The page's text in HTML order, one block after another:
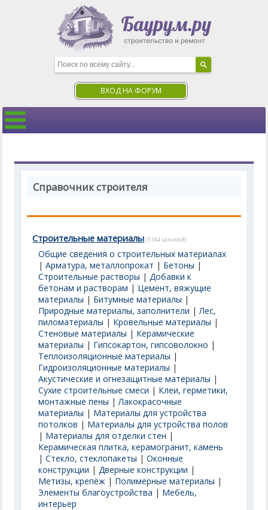
ВХОД НА ФОРУМ
Справочник строителя
Строительные материалы (1344 записей)
Общие сведения о строительных материалах
|Арматура, металлопрокат | Бетоны |
Строительные растворы |Добавки к
бетонам и растворам | Цемент, вяжущие
материалы | Битумные материалы |
Природные материалы, заполнители |Лес,
пиломатериалы | Кровельные материалы |
Стеновые материалы | Керамические
материалы | Гипсокартон, гипсоволокно |
Теплоизоляционные материалы |
Гидроизоляционные материалы |
Акустические и огнезащитные материалы |
Сухие строительные смеси | Клеи, герметики,
монтажные пены |Лакокрасочные
материалы | Материалы для устройства
потолков | Материалы для устройства полов
| Материалы для отделки стен |
Керамическая плитка, керамогранит, камень
|Стекло, стеклопакеты |Оконные
конструкции |Дверные конструкции |
Метизы, крепёж | Полимерные материалы |
Элементы благоустройства | Мебель,
интерьер